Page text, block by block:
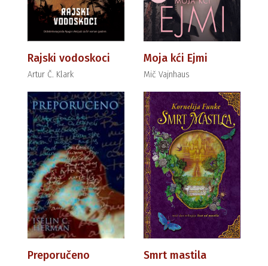
Rajski vodoskoci
Artur Č. Klark
Moja kći Ejmi
Mič Vajnhaus
Preporučeno Smrt mastila